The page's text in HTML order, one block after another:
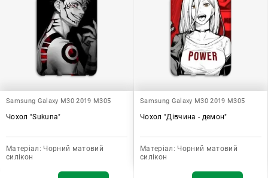
Samsung Galaxy M30 2019 M305
Чохол "Sukuna"
Матеріал: Чорний матовий
силікон
Samsung Galaxy M30 2019 M305
Чохол "Дівчина - демон"
Матеріал: Чорний матовий
силікон